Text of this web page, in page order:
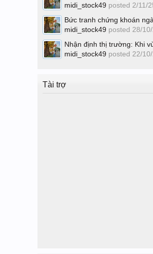
midi_stock49 posted 2/11/
Bức tranh chứng khoán
midi_stock49 posted 28/
Nhận định thị trường: Khi
midi_stock49 posted 22/
Tài trợ